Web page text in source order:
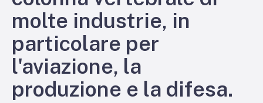
molte industrie, in
particolare per
l'aviazione, la
produzione e la difesa.